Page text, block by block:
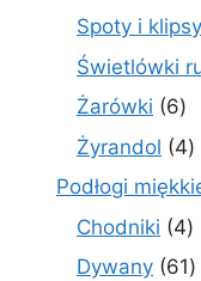
Spoty i klipsy
Świetlówki
Żarówki 66
Żyrandol 44
Podłogi
Chodniki 44
Dywany 6161